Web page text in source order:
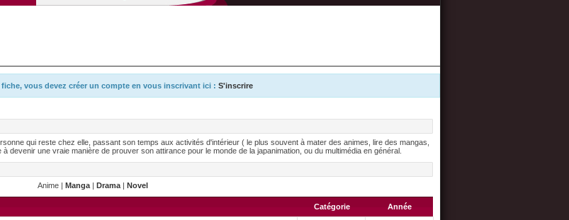
vous devez créer un compte en vous inscrivant ici : S'inscrire
qui reste chez elle, passant son temps aux activités d'intérieur ( le plus souvent à mater des animes, lire des mangas,
devenir une vraie manière de prouver son attirance pour le monde de la japanimation, ou du multimédia en général.
Anime | Manga | Drama | Novel
Catégorie Année